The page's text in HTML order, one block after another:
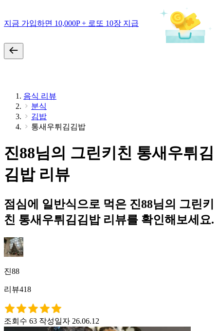
지금 가입하면 10,000P + 로또 10장 지급
음식 리뷰
분식
김밥
통새우튀김김밥
진88님의 그린키친 통새우튀김
김밥 리뷰
점심에 일반식으로 먹은 진88님의 그린키
친 통새우튀김김밥 리뷰를 확인해보세요.
진88
리뷰418
조회수 63 작성일자 26.06.12